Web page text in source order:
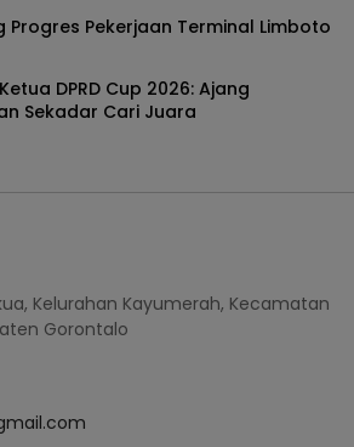
Progres Pekerjaan Terminal Limboto
DPRD Cup 2026: Ajang
Sekadar Cari Juara
Kelurahan Kayumerah, Kecamatan
Gorontalo